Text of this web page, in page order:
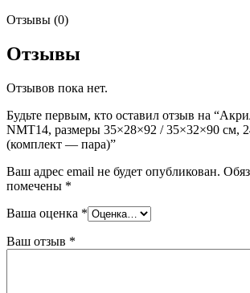
Отзывы (0)
Отзывы
Отзывов пока нет.
Будьте первым, кто оставил отзыв на
NMT14, размеры 35×28×92 / 35×32×90 см,
(комплект — пара)”
Ваш адрес email не будет опубликован.
помечены *
Ваша оценка *
Ваш отзыв *